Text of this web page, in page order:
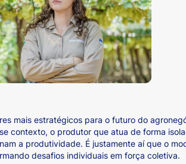
mais estratégicos para o futuro do
contexto, o produtor que atua de forma
a produtividade. É justamente aí que o
desafios individuais em força coletiva.